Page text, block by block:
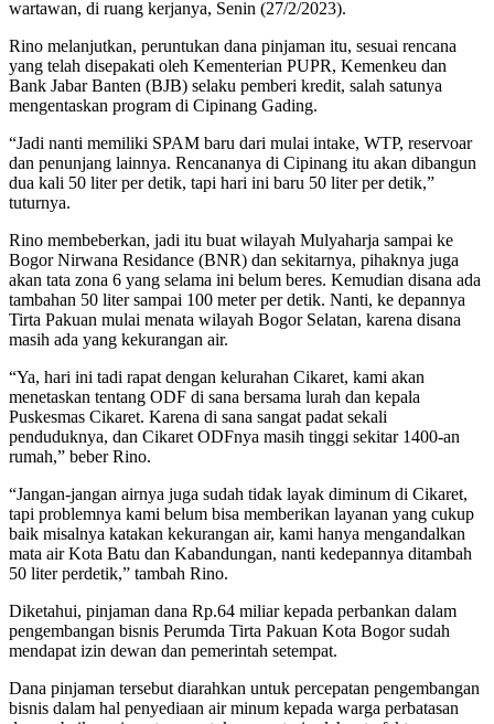
wartawan, di ruang kerjanya, Senin (27/2/2023).
Rino melanjutkan, peruntukan dana pinjaman itu, sesuai rencana
yang telah disepakati oleh Kementerian PUPR, Kemenkeu dan
Bank Jabar Banten (BJB) selaku pemberi kredit, salah satunya
mengentaskan program di Cipinang Gading.
“Jadi nanti memiliki SPAM baru dari mulai intake, WTP, reservoar
dan penunjang lainnya. Rencananya di Cipinang itu akan dibangun
dua kali 50 liter per detik, tapi hari ini baru 50 liter per detik,”
tuturnya.
Rino membeberkan, jadi itu buat wilayah Mulyaharja sampai ke
Bogor Nirwana Residance (BNR) dan sekitarnya, pihaknya juga
akan tata zona 6 yang selama ini belum beres. Kemudian disana ada
tambahan 50 liter sampai 100 meter per detik. Nanti, ke depannya
Tirta Pakuan mulai menata wilayah Bogor Selatan, karena disana
masih ada yang kekurangan air.
“Ya, hari ini tadi rapat dengan kelurahan Cikaret, kami akan
menetaskan tentang ODF di sana bersama lurah dan kepala
Puskesmas Cikaret. Karena di sana sangat padat sekali
penduduknya, dan Cikaret ODFnya masih tinggi sekitar 1400-an
rumah,” beber Rino.
“Jangan-jangan airnya juga sudah tidak layak diminum di Cikaret,
tapi problemnya kami belum bisa memberikan layanan yang cukup
baik misalnya katakan kekurangan air, kami hanya mengandalkan
mata air Kota Batu dan Kabandungan, nanti kedepannya ditambah
50 liter perdetik,” tambah Rino.
Diketahui, pinjaman dana Rp.64 miliar kepada perbankan dalam
pengembangan bisnis Perumda Tirta Pakuan Kota Bogor sudah
mendapat izin dewan dan pemerintah setempat.
Dana pinjaman tersebut diarahkan untuk percepatan pengembangan
bisnis dalam hal penyediaan air minum kepada warga perbatasan